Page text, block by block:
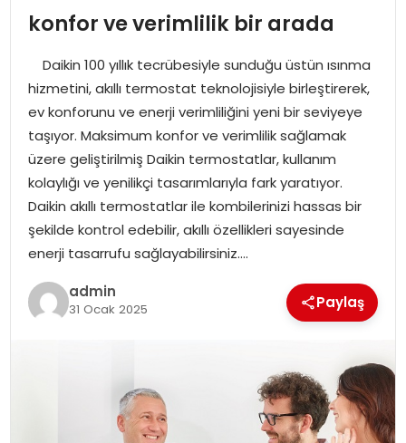
SPOR
EKONOMI
SIYASET
EĞITIM
YAŞAM
konfor ve verimlilik bir arada
Daikin 100 yıllık tecrübesiyle sunduğu üstün ısınma
hizmetini, akıllı termostat teknolojisiyle birleştirerek,
ev konforunu ve enerji verimliliğini yeni bir seviyeye
taşıyor. Maksimum konfor ve verimlilik sağlamak
üzere geliştirilmiş Daikin termostatlar, kullanım
kolaylığı ve yenilikçi tasarımlarıyla fark yaratıyor.
Daikin akıllı termostatlar ile kombilerinizi hassas bir
şekilde kontrol edebilir, akıllı özellikleri sayesinde
enerji tasarrufu sağlayabilirsiniz….
admin
31 Ocak 2025 Paylaş